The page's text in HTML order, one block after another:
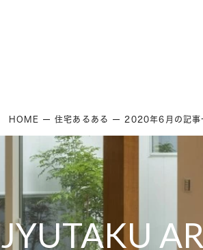
HOME 住宅あるある 2020年6月の記事
JYUTAKU